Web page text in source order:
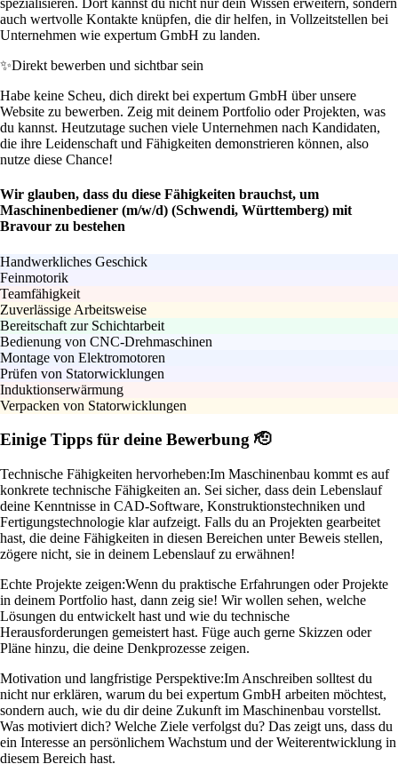
spezialisieren. Dort kannst du nicht nur dein Wissen erweitern, sondern
auch wertvolle Kontakte knüpfen, die dir helfen, in Vollzeitstellen bei
Unternehmen wie expertum GmbH zu landen.
✨Direkt bewerben und sichtbar sein
Habe keine Scheu, dich direkt bei expertum GmbH über unsere
Website zu bewerben. Zeig mit deinem Portfolio oder Projekten, was
du kannst. Heutzutage suchen viele Unternehmen nach Kandidaten,
die ihre Leidenschaft und Fähigkeiten demonstrieren können, also
nutze diese Chance!
Wir glauben, dass du diese Fähigkeiten brauchst, um
Maschinenbediener (m/w/d) (Schwendi, Württemberg) mit
Bravour zu bestehen
Handwerkliches Geschick
Feinmotorik
Teamfähigkeit
Zuverlässige Arbeitsweise
Bereitschaft zur Schichtarbeit
Bedienung von CNC-Drehmaschinen
Montage von Elektromotoren
Prüfen von Statorwicklungen
Induktionserwärmung
Verpacken von Statorwicklungen
Einige Tipps für deine Bewerbung 🫡
Technische Fähigkeiten hervorheben:Im Maschinenbau kommt es auf
konkrete technische Fähigkeiten an. Sei sicher, dass dein Lebenslauf
deine Kenntnisse in CAD-Software, Konstruktionstechniken und
Fertigungstechnologie klar aufzeigt. Falls du an Projekten gearbeitet
hast, die deine Fähigkeiten in diesen Bereichen unter Beweis stellen,
zögere nicht, sie in deinem Lebenslauf zu erwähnen!
Echte Projekte zeigen:Wenn du praktische Erfahrungen oder Projekte
in deinem Portfolio hast, dann zeig sie! Wir wollen sehen, welche
Lösungen du entwickelt hast und wie du technische
Herausforderungen gemeistert hast. Füge auch gerne Skizzen oder
Pläne hinzu, die deine Denkprozesse zeigen.
Motivation und langfristige Perspektive:Im Anschreiben solltest du
nicht nur erklären, warum du bei expertum GmbH arbeiten möchtest,
sondern auch, wie du dir deine Zukunft im Maschinenbau vorstellst.
Was motiviert dich? Welche Ziele verfolgst du? Das zeigt uns, dass du
ein Interesse an persönlichem Wachstum und der Weiterentwicklung in
diesem Bereich hast.